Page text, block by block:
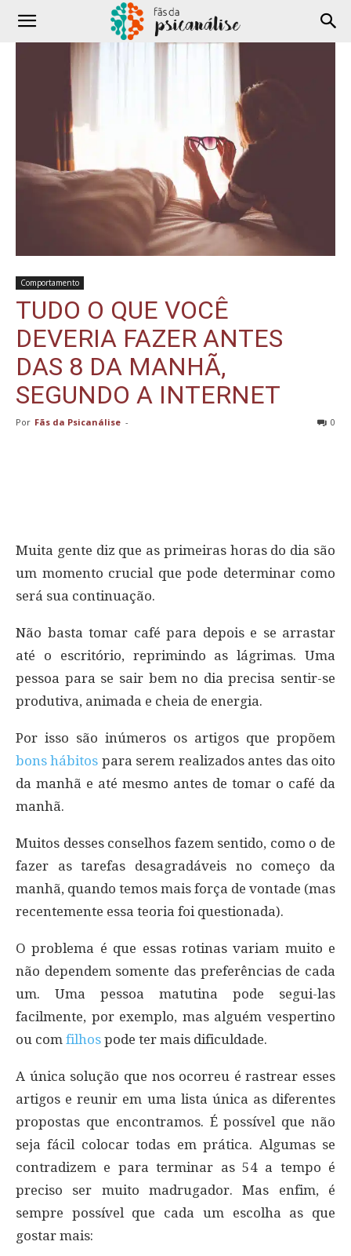
Comportamento
TUDO O QUE VOCÊ
DEVERIA FAZER ANTES
DAS 8 DA MANHÃ,
SEGUNDO A INTERNET
Por Fãs da Psicanálise - 0
Muita gente diz que as primeiras horas do dia são
um momento crucial que pode determinar como
será sua continuação.
Não basta tomar café para depois e se arrastar
até o escritório, reprimindo as lágrimas. Uma
pessoa para se sair bem no dia precisa sentir-se
produtiva, animada e cheia de energia.
Por isso são inúmeros os artigos que propõem
bons hábitos para serem realizados antes das oito
da manhã e até mesmo antes de tomar o café da
manhã.
Muitos desses conselhos fazem sentido, como o de
fazer as tarefas desagradáveis no começo da
manhã, quando temos mais força de vontade (mas
recentemente essa teoria foi questionada).
O problema é que essas rotinas variam muito e
não dependem somente das preferências de cada
um. Uma pessoa matutina pode segui-las
facilmente, por exemplo, mas alguém vespertino
ou com filhos pode ter mais dificuldade.
A única solução que nos ocorreu é rastrear esses
artigos e reunir em uma lista única as diferentes
propostas que encontramos. É possível que não
seja fácil colocar todas em prática. Algumas se
contradizem e para terminar as 54 a tempo é
preciso ser muito madrugador. Mas enfim, é
sempre possível que cada um escolha as que
gostar mais: